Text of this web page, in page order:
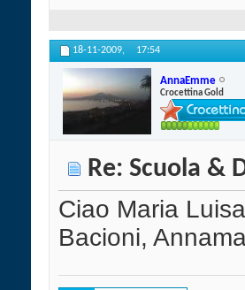
18-11-2009, 17:54
AnnaEmme
Crocettina Gold
Re: Scuola &
Ciao Maria
Bacioni,